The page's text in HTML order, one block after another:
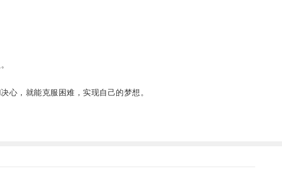
，就能克服困难，实现自己的梦想。